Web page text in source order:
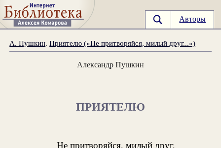
Авторы
А. Пушкин.Приятелю («Не притворяйся, милый друг...»)
Александр Пушкин
ПРИЯТЕЛЮ
Не притворяйся, милый друг,